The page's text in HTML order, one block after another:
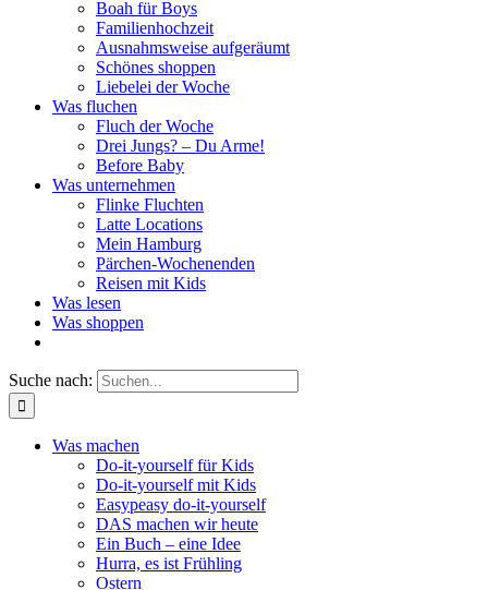
Boah für Boys
Familienhochzeit
Ausnahmsweise aufgeräumt
Schönes shoppen
Liebelei der Woche
Was fluchen
Fluch der Woche
Drei Jungs? – Du Arme!
Before Baby
Was unternehmen
Flinke Fluchten
Latte Locations
Mein Hamburg
Pärchen-Wochenenden
Reisen mit Kids
Was lesen
Was shoppen
Suche nach:
Was machen
Do-it-yourself für Kids
Do-it-yourself mit Kids
Easypeasy do-it-yourself
DAS machen wir heute
Ein Buch – eine Idee
Hurra, es ist Frühling
Ostern